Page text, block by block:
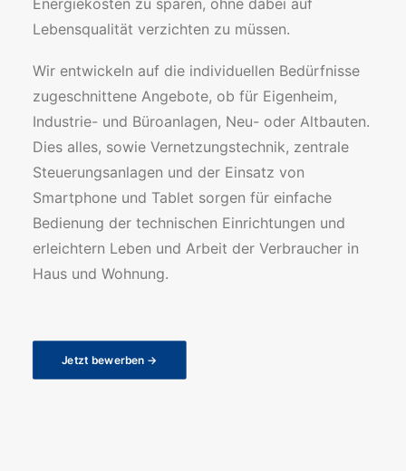
Energiekosten zu sparen, ohne dabei auf
Lebensqualität verzichten zu müssen.
Wir entwickeln auf die individuellen Bedürfnisse
zugeschnittene Angebote, ob für Eigenheim,
Industrie- und Büroanlagen, Neu- oder Altbauten.
Dies alles, sowie Vernetzungstechnik, zentrale
Steuerungsanlagen und der Einsatz von
Smartphone und Tablet sorgen für einfache
Bedienung der technischen Einrichtungen und
erleichtern Leben und Arbeit der Verbraucher in
Haus und Wohnung.
Jetzt bewerben →